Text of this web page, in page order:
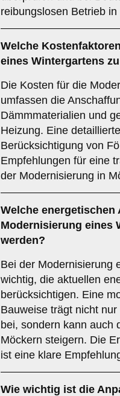
reibungslosen Betrieb
Welche
eines Wintergartens
Die Kosten für die
umfassen die
Dämmmaterialien und
Heizung. Eine
Berücksichtigung von
Empfehlungen für eine
der Modernisierung in
Welche energetischen
Modernisierung eines
werden?
Bei der Modernisierung
wichtig, die aktuellen
berücksichtigen. Eine
Bauweise trägt nicht
bei, sondern kann auch
Möckern steigern. Die
ist eine klare
Wie wichtig ist die